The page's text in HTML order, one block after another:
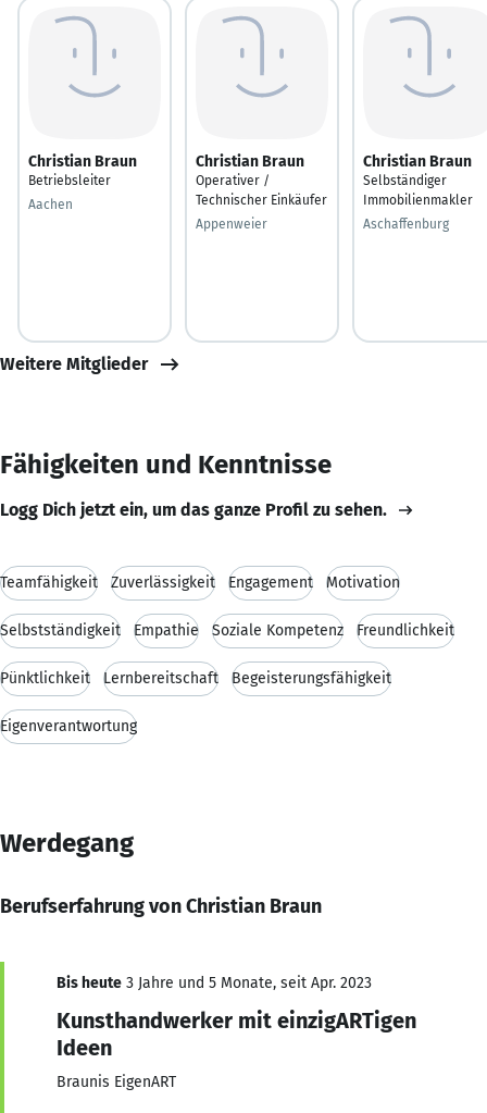
Christian Braun
Betriebsleiter
Aachen
Christian Braun
Operativer /
Technischer Einkäufer
Appenweier
Christian Braun
Selbständiger
Immobilienmakler
Aschaffenburg
Weitere Mitglieder
Fähigkeiten und Kenntnisse
Logg Dich jetzt ein, um das ganze Profil zu sehen.
Teamfähigkeit Zuverlässigkeit Engagement Motivation
Selbstständigkeit Empathie Soziale Kompetenz Freundlichkeit
Pünktlichkeit Lernbereitschaft Begeisterungsfähigkeit
Eigenverantwortung
Werdegang
Berufserfahrung von Christian Braun
Bis heute 3 Jahre und 5 Monate, seit Apr. 2023
Kunsthandwerker mit einzigARTigen
Ideen
Braunis EigenART